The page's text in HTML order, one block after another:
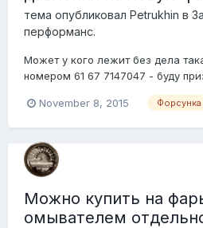
тема опубликовал Petrukhin в
перформанс.
Может у кого лежит без дела
номером 61 67 7147047 - буду
November 8, 2015
Форсунка
Можно купить на
омывателем